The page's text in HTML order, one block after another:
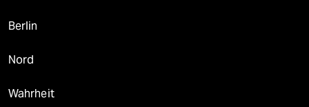
Berlin
Nord
Wahrheit